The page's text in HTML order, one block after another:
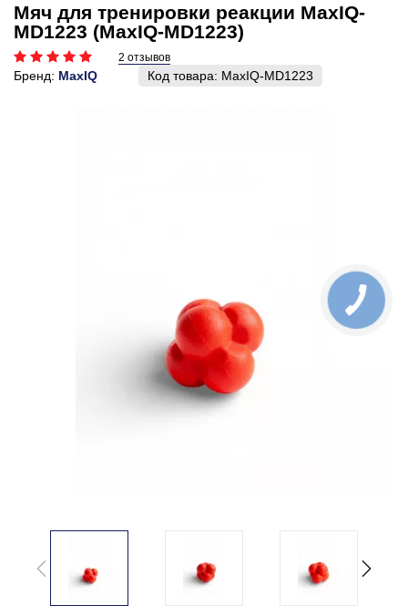
Мяч для тренировки реакции MaxIQ-
MD1223 (MaxIQ-MD1223)
2 отзывов
Бренд: MaxIQ Код товара: MaxIQ-MD1223